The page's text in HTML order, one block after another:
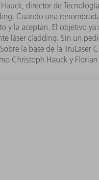
director de
Cuando una
y la aceptan. El objetivo
láser cladding. Sin un
la base de la TruLaser
Christoph Hauck y